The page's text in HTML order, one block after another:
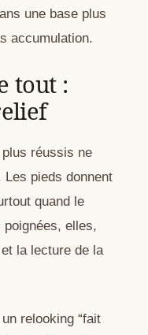
une base plus
accumulation.
tout :
plus réussis ne
pieds donnent
quand le
poignées, elles,
la lecture de la
relooking “fait